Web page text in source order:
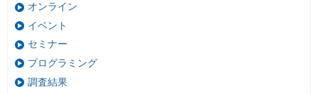
オンライン
イベント
セミナー
プログラミング
調査結果